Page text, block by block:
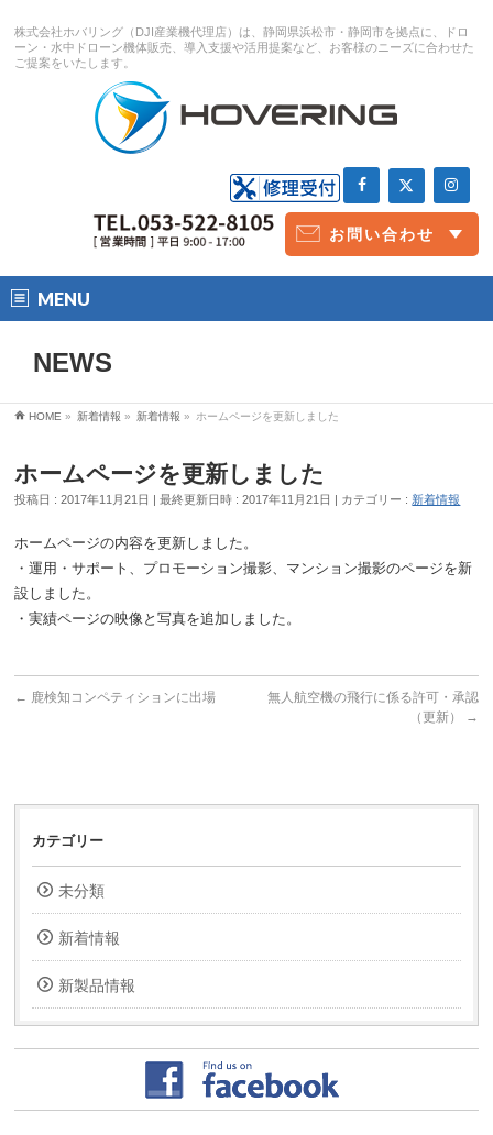
株式会社ホバリング（DJI産業機代理店）は、静岡県浜松市・静岡市を拠点に、ドロ
ーン・水中ドローン機体販売、導入支援や活用提案など、お客様のニーズに合わせた
ご提案をいたします。
お問い合わせ
お問い合わせ
撮影予約
MENU
NEWS
HOME » 新着情報 » 新着情報 » ホームページを更新しました
ホームページを更新しました
投稿日 : 2017年11月21日 最終更新日時 : 2017年11月21日 カテゴリー : 新着情報
ホームページの内容を更新しました。
・運用・サポート、プロモーション撮影、マンション撮影のページを新
設しました。
・実績ページの映像と写真を追加しました。
← 鹿検知コンペティションに出場
無人航空機の飛行に係る許可・承認
（更新）
→
カテゴリー
未分類
新着情報
新製品情報